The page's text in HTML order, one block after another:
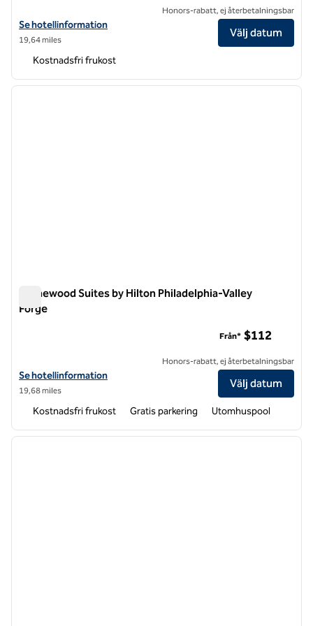
Visa hotelluppgifter för Homewood Suites by Hilton Wilmington
Se hotellinformation
19,64 miles
Honors-rabatt, ej återbetalningsbar
Välj datum
Kostnadsfri frukost
1 av 12
nästa
Homewood Suites by Hilton Philadelphia-Valley
Forge
Visa hotelluppgifter för Homewood Suites by Hilton Philadelphia-
Se hotellinformation
19,68 miles
Från* $112
Honors-rabatt, ej återbetalningsbar
Välj datum
Kostnadsfri frukost Gratis parkering Utomhuspool
1 av 12
nästa